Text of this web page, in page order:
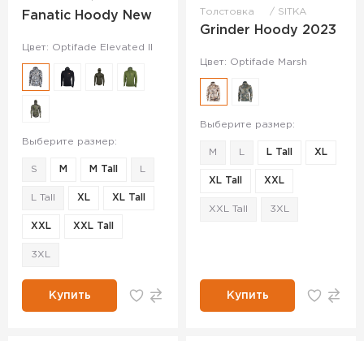
Fanatic Hoody New
Цвет: Optifade Elevated II
Выберите размер:
S M M Tall
L Tall XL XL Tall
XXL XXL Tall
3XL
Купить
Толстовка SITKA
Grinder Hoody 2023
Цвет: Optifade Marsh
Выберите размер:
M L Tall XL
XL Tall XXL
XXL Tall 3XL
Купить